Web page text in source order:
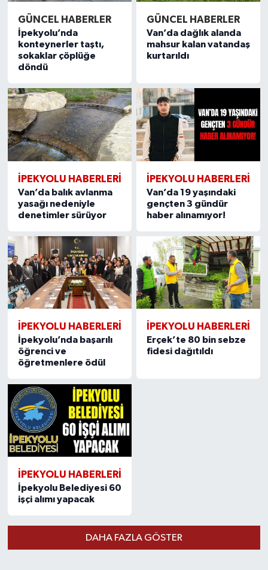
GÜNCEL HABERLER
İpekyolu’nda
konteynerler taştı,
sokaklar çöplüğe
döndü
GÜNCEL HABERLER
Van’da dağlık alanda
mahsur kalan vatandaş
kurtarıldı
İPEKYOLU HABERLERİ
Van’da balık avlanma
yasağı nedeniyle
denetimler sürüyor
İPEKYOLU HABERLERİ
Van’da 19 yaşındaki
gençten 3 gündür
haber alınamıyor!
İPEKYOLU HABERLERİ
İpekyolu’nda başarılı
öğrenci ve
öğretmenlere ödül
İPEKYOLU HABERLERİ
Erçek’te 80 bin sebze
fidesi dağıtıldı
İPEKYOLU HABERLERİ
İpekyolu Belediyesi 60
işçi alımı yapacak
DAHA FAZLA GÖSTER